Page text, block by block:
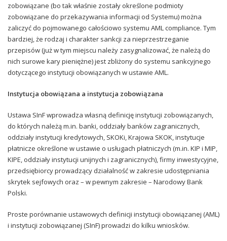
zobowiązane (bo tak właśnie zostały określone podmioty
zobowiązane do przekazywania informacji od Systemu) można
zaliczyć do pojmowanego całościowo systemu AML compliance. Tym
bardziej, że rodzaj i charakter sankcji za nieprzestrzeganie
przepisów (już w tym miejscu należy zasygnalizować, że należą do
nich surowe kary pieniężne) jest zbliżony do systemu sankcyjnego
dotyczącego instytucji obowiązanych w ustawie AML.
Instytucja obowiązana a instytucja zobowiązana
Ustawa SInF wprowadza własną definicję instytucji zobowiązanych,
do których należą m.in. banki, oddziały banków zagranicznych,
oddziały instytucji kredytowych, SKOKi, Krajowa SKOK, instytucje
płatnicze określone w ustawie o usługach płatniczych (m.in. KIP i MIP,
KIPE, oddziały instytucji unijnych i zagranicznych), firmy inwestycyjne,
przedsiębiorcy prowadzący działalność w zakresie udostępniania
skrytek sejfowych oraz – w pewnym zakresie – Narodowy Bank
Polski.
Proste porównanie ustawowych definicji instytucji obowiązanej (AML)
i instytucji zobowiązanej (SInF) prowadzi do kilku wniosków.